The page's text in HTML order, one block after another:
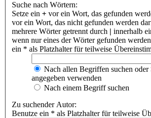
Suche nach Wörtern:
Setze ein + vor ein Wort, das gefunden
vor ein Wort, das nicht gefunden werden
mehrere Wörter getrennt durch | innerhalb
wenn nur eines der Wörter gefunden
ein * als Platzhalter für teilweise
Nach allen Begriffen suchen oder
angegeben verwenden
Nach einem Begriff suchen
Zu suchender Autor:
Benutze ein * als Platzhalter für teilweise